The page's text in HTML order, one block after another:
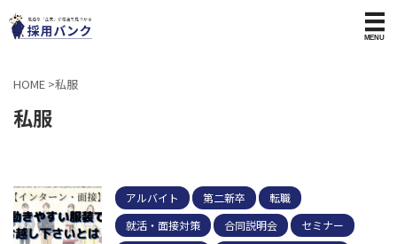
HOME >私服
私服
アルバイト 第二新卒
転職
就活・面接対策
合同説明会
セミナー